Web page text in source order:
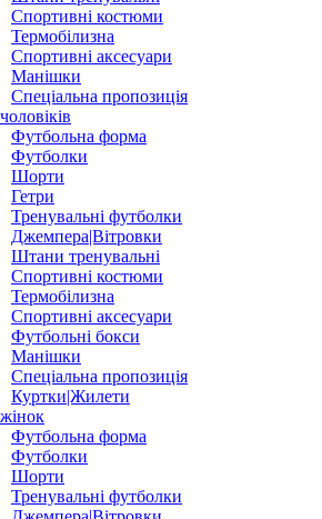
Спортивні костюми
Термобілизна
Спортивні аксесуари
Манішки
Спеціальна пропозиція
Футбольна форма
Футболки
Шорти
Гетри
Тренувальні футболки
Джемпера|Вітровки
Штани тренувальні
Спортивні костюми
Термобілизна
Спортивні аксесуари
Футбольні бокси
Манішки
Спеціальна пропозиція
Куртки|Жилети
Футбольна форма
Футболки
Шорти
Тренувальні футболки